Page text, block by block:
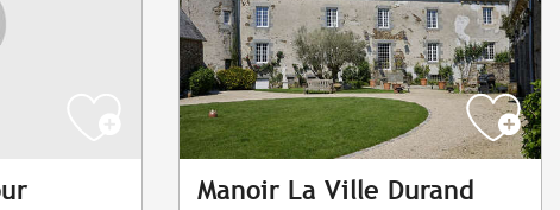
Manoir La Ville Durand